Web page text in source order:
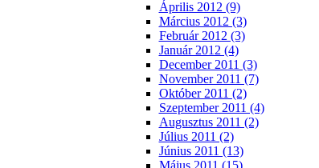
Április 2012 (9)
Március 2012 (3)
Február 2012 (3)
Január 2012 (4)
December 2011 (3)
November 2011 (7)
Október 2011 (2)
Szeptember 2011 (4)
Augusztus 2011 (2)
Július 2011 (2)
Június 2011 (13)
Május 2011 (15)